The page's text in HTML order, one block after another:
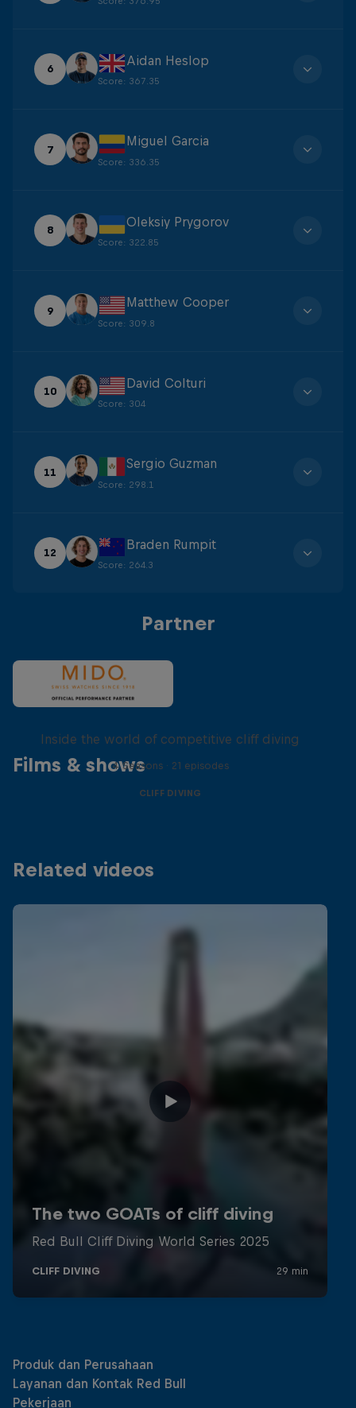
6
Aidan Heslop
Score: 367.35
7
Miguel Garcia
Score: 336.35
8
Oleksiy Prygorov
Score: 322.85
9
Matthew Cooper
Score: 309.8
10
David Colturi
Score: 304
11
Sergio Guzman
Score: 298.1
12
Braden Rumpit
Score: 264.3
Partner
Films & shows
More than a Dive
Inside the world of competitive cliff diving
4 Seasons · 21 episodes
CLIFF DIVING
Related videos